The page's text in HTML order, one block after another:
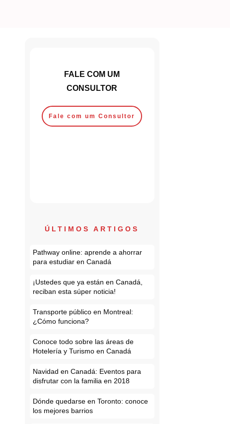
FALE COM UM
CONSULTOR
Fale com um Consultor
ÚLTIMOS ARTIGOS
Pathway online: aprende a ahorrar
para estudiar en Canadá
¡Ustedes que ya están en Canadá,
reciban esta súper noticia!
Transporte público en Montreal:
¿Cómo funciona?
Conoce todo sobre las áreas de
Hotelería y Turismo en Canadá
Navidad en Canadá: Eventos para
disfrutar con la familia en 2018
Dónde quedarse en Toronto: conoce
los mejores barrios